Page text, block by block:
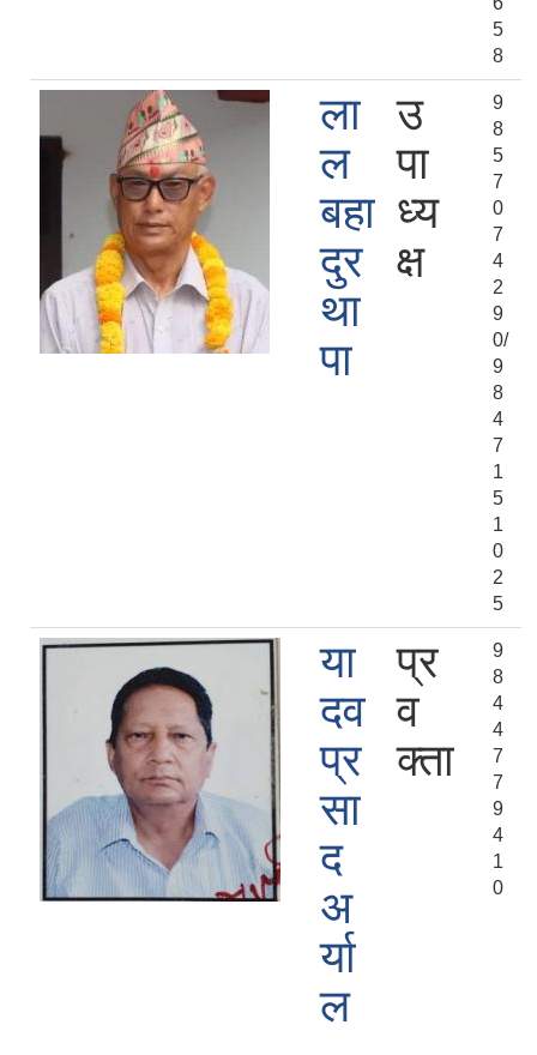
5
8
ला
ल
बहा
दुर
था
पा
उ
पा
ध्य
क्ष
9
8
5
7
0
7
4
2
9
0/
9
8
4
7
1
5
1
0
2
5
या
दव
प्र
सा
द
अ
र्या
ल
प्र
व
क्ता
9
8
4
4
7
7
9
4
1
0